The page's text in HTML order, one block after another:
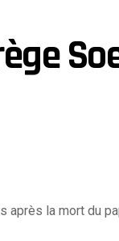
après la mort du